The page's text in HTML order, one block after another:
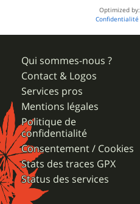
Optimized by:
Confidentialité
Qui sommes-nous ?
Contact & Logos
Services pros
Mentions légales
Politique de
confidentialité
Consentement / Cookies
Stats des traces GPX
Status des services